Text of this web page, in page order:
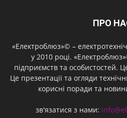
ПРО
«Електроблюз»© –
у 2010 році.
підприємств та особистостей.
Це презентації та огляди
корисні поради та
зв'язатися з нами: